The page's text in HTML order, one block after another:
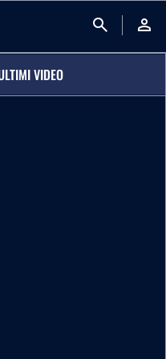
search person
VIDEO